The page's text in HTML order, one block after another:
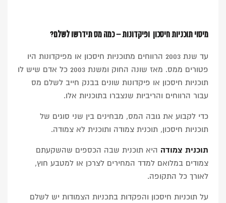
מיסוי תוכניות חיסכון ופיקדונות – כמה מס תידרשו לשלם?
עד שנת 2003 הרווחים מתוכניות חיסכון או מפיקדונות היו
פטורים ממס. מאז שונה החוק ומשנת 2003 כל אדם שיש לו
תוכניות חיסכון או פיקדונות שונים בבנק חייב לשלם מס
עבור הרווחים והריביות שנצברו בתוכניות אלו.
כדי לקבוע את גובה המס, מבחינים בין שני סוגים של
תוכניות חיסכון, תוכנית צמודה ותוכנית לא צמודה.
תוכנית צמודה היא תוכנית שבה הכספים שהשקעתם
צמודים במלואם למדד המחירים לצרכן או למטבע חוץ,
לאורך כל התקופה.
על תוכניות חיסכון והפקדות בתכניות הצמודות יש לשלם